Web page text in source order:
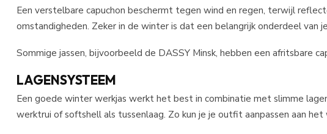
Een verstelbare capuchon beschermt tegen wind en regen, terwijl
omstandigheden. Zeker in de winter is dat een belangrijk onderdeel van
Sommige jassen, bijvoorbeeld de DASSY Minsk, hebben een afritsbare
LAGENSYSTEEM
Een goede winter werkjas werkt het best in combinatie met slimme
werktrui ofsoftshellals tussenlaag. Zo kun je je outfit aanpassen aan